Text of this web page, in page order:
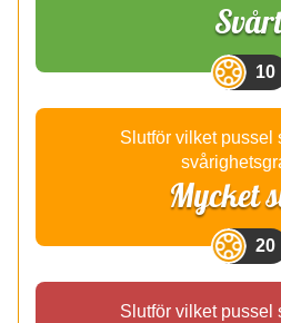
10
Slutför vilket pussel
Mycket
20
Slutför vilket pussel